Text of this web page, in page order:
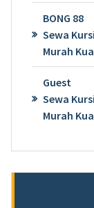
BONG 88
Sewa
Murah
Guest
Sewa
Murah